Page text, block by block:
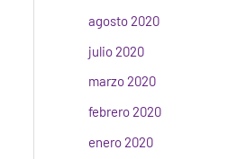
agosto 2020
julio 2020
marzo 2020
febrero 2020
enero 2020